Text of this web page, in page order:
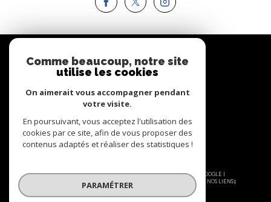
PROPRIÉTAIRE
Se connecter
© 2026 | TOUS DROITS RÉSERVÉS | TRADUCTION POWERED BY GOOGLE |
PLAN DU SITE MENTIONS LÉGALES ADMIN
NOS LIENS
POLITIQUE RGPD
Comme beaucoup, notre site
utilise les cookies
On aimerait vous accompagner pendant
votre visite.
En poursuivant, vous acceptez l'utilisation des
cookies par ce site, afin de vous proposer des
contenus adaptés et réaliser des statistiques !
PARAMÉTRER